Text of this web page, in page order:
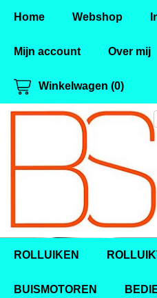
Home Webshop
Mijn account Over mij
Winkelwagen (0)
ROLLUIKEN
BUISMOTOREN